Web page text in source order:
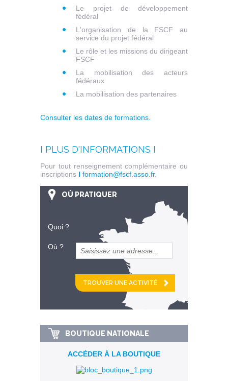
Le projet de développement
fédéral
L'organisation de la FSCF au
service du projet fédéral
Le rôle et les missions du dirigeant
FSCF
La mobilisation des acteurs
fédéraux
La mobilisation des partenaires
Consulter les dates de formations.
I PLUS D'INFORMATIONS I
Pour tout renseignement complémentaire ou
inscriptions I formation@fscf.asso.fr.
OÙ PRATIQUER
Quoi ?
Où ?
et
km alentour
BOUTIQUE NATIONALE
ACCÉDER À LA BOUTIQUE